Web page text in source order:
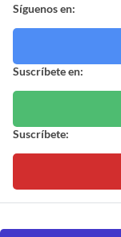
Síguenos en:
Suscríbete en:
Suscríbete: